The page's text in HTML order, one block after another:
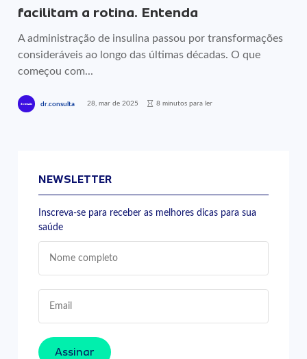
facilitam a rotina. Entenda
A administração de insulina passou por transformações
consideráveis ao longo das últimas décadas. O que
começou com...
dr.consulta 28, mar de 2025 8 minutos para ler
NEWSLETTER
Inscreva-se para receber as melhores dicas para sua
saúde
Assinar